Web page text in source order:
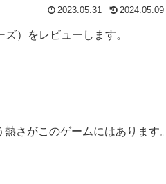
2023.05.31 2024.05.09
）をレビューします。
さがこのゲームにはあります。